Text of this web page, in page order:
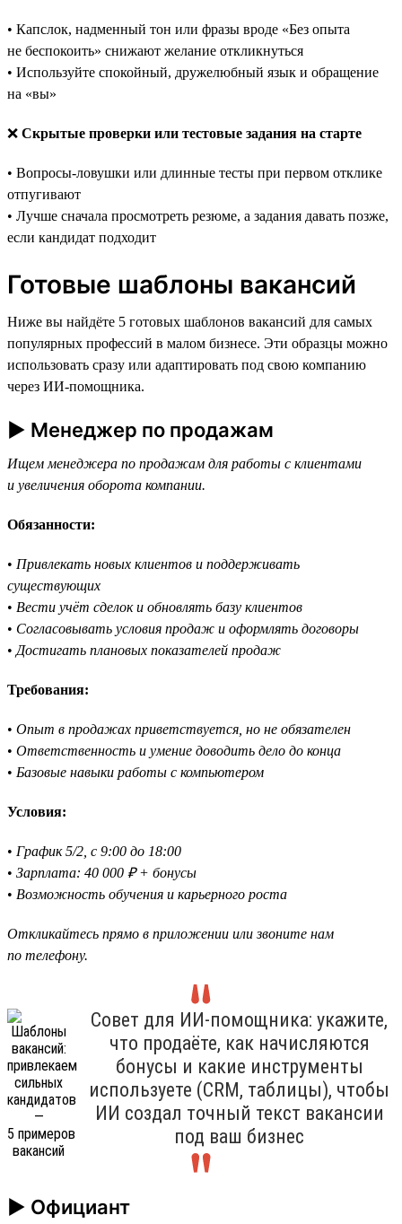
• Капслок, надменный тон или фразы вроде «Без опыта
не беспокоить» снижают желание откликнуться
• Используйте спокойный, дружелюбный язык и обращение
на «вы»
❌ Скрытые проверки или тестовые задания на старте
• Вопросы-ловушки или длинные тесты при первом отклике
отпугивают
• Лучше сначала просмотреть резюме, а задания давать позже,
если кандидат подходит
Готовые шаблоны вакансий
Ниже вы найдёте 5 готовых шаблонов вакансий для самых
популярных профессий в малом бизнесе. Эти образцы можно
использовать сразу или адаптировать под свою компанию
через ИИ-помощника.
► Менеджер по продажам
Ищем менеджера по продажам для работы с клиентами
и увеличения оборота компании.
Обязанности:
• Привлекать новых клиентов и поддерживать
существующих
• Вести учёт сделок и обновлять базу клиентов
• Согласовывать условия продаж и оформлять договоры
• Достигать плановых показателей продаж
Требования:
• Опыт в продажах приветствуется, но не обязателен
• Ответственность и умение доводить дело до конца
• Базовые навыки работы с компьютером
Условия:
• График 5/2, с 9:00 до 18:00
• Зарплата: 40 000 ₽ + бонусы
• Возможность обучения и карьерного роста
Откликайтесь прямо в приложении или звоните нам
по телефону.
Совет для ИИ-помощника: укажите,
что продаёте, как начисляются
бонусы и какие инструменты
используете (CRM, таблицы), чтобы
ИИ создал точный текст вакансии
под ваш бизнес
► Официант